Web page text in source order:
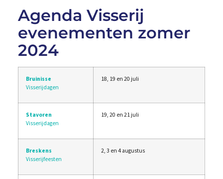
Agenda Visserij
evenementen zomer
2024
Bruinisse
Visserijdagen
18, 19 en 20 juli
Stavoren
Visserijdagen
19, 20 en 21 juli
Breskens
Visserijfeesten
2, 3 en 4 augustus